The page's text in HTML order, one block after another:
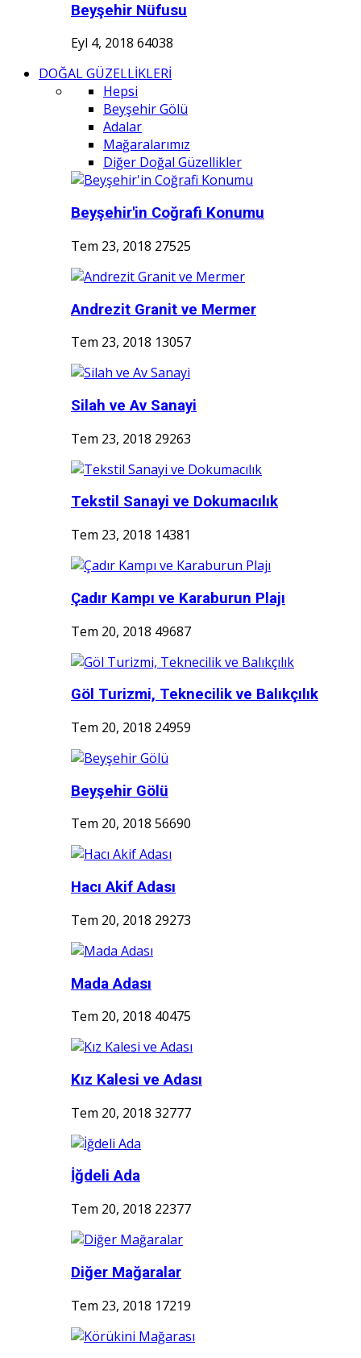
Beyşehir Nüfusu
Eyl 4, 2018 64038
DOĞAL GÜZELLİKLERİ
Hepsi
Beyşehir Gölü
Adalar
Mağaralarımız
Diğer Doğal Güzellikler
Beyşehir'in Coğrafi Konumu
Tem 23, 2018 27525
Andrezit Granit ve Mermer
Tem 23, 2018 13057
Silah ve Av Sanayi
Tem 23, 2018 29263
Tekstil Sanayi ve Dokumacılık
Tem 23, 2018 14381
Çadır Kampı ve Karaburun Plajı
Tem 20, 2018 49687
Göl Turizmi, Teknecilik ve Balıkçılık
Tem 20, 2018 24959
Beyşehir Gölü
Tem 20, 2018 56690
Hacı Akif Adası
Tem 20, 2018 29273
Mada Adası
Tem 20, 2018 40475
Kız Kalesi ve Adası
Tem 20, 2018 32777
İğdeli Ada
Tem 20, 2018 22377
Diğer Mağaralar
Tem 23, 2018 17219